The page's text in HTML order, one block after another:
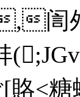
訚
[賂